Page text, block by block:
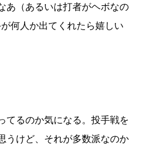
あ（あるいは打者がヘボなの
何人か出てくれたら嬉しい
てるのか気になる。投手戦を
うけど、それが多数派なのか